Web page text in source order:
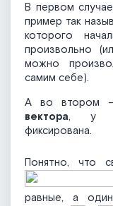
В первом
пример так
которого
произвольно
можно
самим себе).
А во втором
вектора, у
фиксирована.
Понятно, что
равные, а